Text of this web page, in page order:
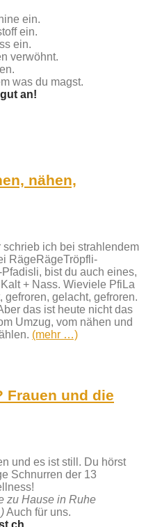
ein.
ein.
ein.
verwöhnt.
was du magst.
an!
nähen,
ich bei strahlendem
RägeRägeTröpfli-
Pfadisli, bist du auch eines,
+ Nass. Wieviele PfiLa
gelacht, gefroren.
das ist heute nicht das
Umzug, vom nähen und
(mehr …)
Frauen und die
und es ist still. Du hörst
Schnurren der 13
zu Hause in Ruhe
Auch für uns.